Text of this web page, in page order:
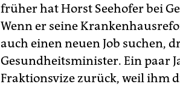
früher hat Horst Seehofer bei
Wenn er seine
auch einen neuen Job suchen,
Gesundheitsminister. Ein paar
Fraktionsvize zurück, weil ihm